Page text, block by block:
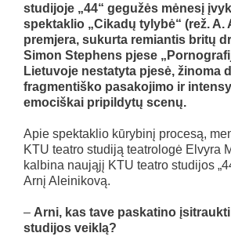
studijoje „44“ gegužės mėnesį
spektaklio „Cikadų tylybė“ (rež. A.
premjera, sukurta remiantis britų
Simon Stephens pjese
Lietuvoje nestatyta pjesė, žinoma
fragmentiško pasakojimo ir
emociškai pripildytų scenų.
Apie spektaklio kūrybinį procesą,
KTU teatro studiją teatrologė Elvyra
kalbina naująjį KTU teatro studijos
Arnį Aleinikovą.
– Arni, kas tave paskatino
studijos veiklą?